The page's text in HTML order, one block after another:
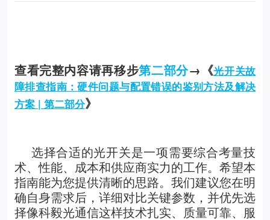
查看完整内容请再移步第二部分→《光开关故
障排查指南：硬件问题与配置错误的鉴别方法及解决
方案 | 第二部分》
选择合适的光开关是一项需要综合考量技
术、性能、成本和供应商实力的工作。希望本
指南能为您提供清晰的思路。我们建议您在明
确自身需求后，详细对比关键参数，并优先选
择像科毅光通信这样技术扎实、质量可靠、服